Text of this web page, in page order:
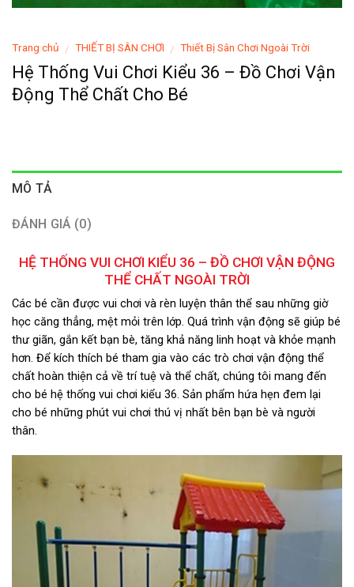
Trang chủ / THIẾT BỊ SÂN CHƠI / Thiết Bị Sân Chơi Ngoài Trời
Hệ Thống Vui Chơi Kiểu 36 – Đồ Chơi Vận
Động Thể Chất Cho Bé
MÔ TẢ
ĐÁNH GIÁ (0)
HỆ THỐNG VUI CHƠI KIỂU 36 – ĐỒ CHƠI VẬN ĐỘNG
THỂ CHẤT NGOÀI TRỜI
Các bé cần được vui chơi và rèn luyện thân thể sau những giờ
học căng thẳng, mệt mỏi trên lớp. Quá trình vận động sẽ giúp bé
thư giãn, gắn kết bạn bè, tăng khả năng linh hoạt và khỏe mạnh
hơn. Để kích thích bé tham gia vào các trò chơi vận động thể
chất hoàn thiện cả về trí tuệ và thể chất, chúng tôi mang đến
cho bé hệ thống vui chơi kiểu 36. Sản phẩm hứa hẹn đem lại
cho bé những phút vui chơi thú vị nhất bên bạn bè và người
thân.